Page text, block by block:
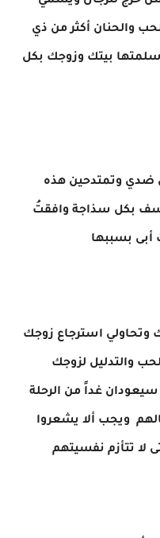
والحنان أكثر من ذي
بيتك وزوجك بكل
ضدي وتمتدحين هذه
بكل سذاجة وافقتُ
أبى بسببها
وتحاولي استرجاع زوجك
والتدليل لزوجك
غداً من الرحلة
ويجب ألا يشعروا
لا تتأزم نفسيتهم